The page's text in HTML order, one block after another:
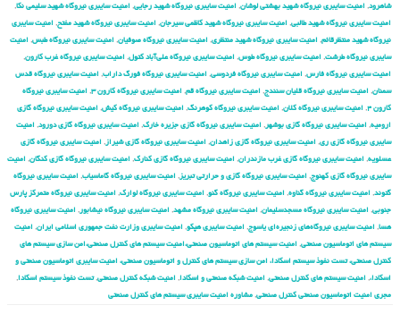
شاهرود, امنیت سایبری نیروگاه شهید بهشتی لوشان, امنیت سایبری نیروگاه شهید رجایی, امنیت سایبری نیروگاه شهید سلیمی نکا,
امنیت سایبری نیروگاه شهید طالبی, امنیت سایبری نیروگاه شهید کاظمی سیرجان, امنیت سایبری نیروگاه شهید مفتح, امنیت سایبری
نیروگاه شهید منتظرقائم, امنیت سایبری نیروگاه شهید منتظری, امنیت سایبری نیروگاه صوفیان, امنیت سایبری نیروگاه طبس, امنیت
سایبری نیروگاه طرشت, امنیت سایبری نیروگاه طوس, امنیت سایبری نیروگاه علی‌آباد کتول, امنیت سایبری نیروگاه غرب کارون,
امنیت سایبری نیروگاه فارس, امنیت سایبری نیروگاه فردوسی, امنیت سایبری نیروگاه فورگ داراب, امنیت سایبری نیروگاه قدس
سمنان, امنیت سایبری نیروگاه قلیان سنندج, امنیت سایبری نیروگاه قم, امنیت سایبری نیروگاه کارون ۳ , امنیت سایبری نیروگاه
کارون ۴
, امنیت سایبری نیروگاه کلان, امنیت سایبری نیروگاه کوهرنگ, امنیت سایبری نیروگاه کیش, امنیت سایبری نیروگاه گازی
ارومیه, امنیت سایبری نیروگاه گازی بوشهر , امنیت سایبری نیروگاه گازی جزیره خارک, امنیت سایبری نیروگاه گازی دورود, امنیت
سایبری نیروگاه گازی ری, امنیت سایبری نیروگاه گازی زاهدان, امنیت سایبری نیروگاه گازی شیراز , امنیت سایبری نیروگاه گازی
عسلویه, امنیت سایبری نیروگاه گازی غرب مازندران, امنیت سایبری نیروگاه گازی کنارک, امنیت سایبری نیروگاه گازی کنگان, امنیت
سایبری نیروگاه گازی کهنوج, امنیت سایبری نیروگاه گازی و حرارتی تبریز , امنیت سایبری نیروگاه گاماسیاب, امنیت سایبری نیروگاه
گتوند, امنیت سایبری نیروگاه گناوه, امنیت سایبری نیروگاه گنو, امنیت سایبری نیروگاه لوارک, امنیت سایبری نیروگاه متمرکز پارس
جنوبی, امنیت سایبری نیروگاه مسجدسلیمان, امنیت سایبری نیروگاه مشهد, امنیت سایبری نیروگاه نیشابور , امنیت سایبری نیروگاه
هسا, امنیت سایبری نیروگاه‌های زنجیره‌ای یاسوج, امنیت سایبری هپکو, امنیت سایبری وزارت نفت جمهوری اسلامی ایران, امنیت
سیستم های اتوماسیون صنعتی, امنیت سیستم های اتوماسیون صنعتی،امنیت سیستم های کنترل صنعتی،امن سازی سیستم های
کنترل صنعتی، تست نفوذ سیستم اسکادا، امن سازی سیستم های کنترل و اتوماسیون صنعتی، امنیت سایبری اتوماسیون صنعتی و
اسکادا،, امنیت سیستم های کنترل صنعتی, امنیت شبکه صنعتی و اسکادا, امنیت شبکه کنترل صنعتی,تست نفوذ سیستم اسکادا,
مجری امنیت اتوماسیون صنعتی کنترل صنعتی, مشاوره امنیت سایبری سیستم های کنترل صنعتی